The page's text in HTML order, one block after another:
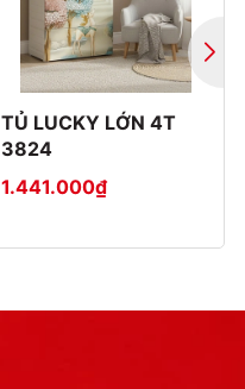
TỦ LUCKY LỚN 4T
3824
1.441.000₫